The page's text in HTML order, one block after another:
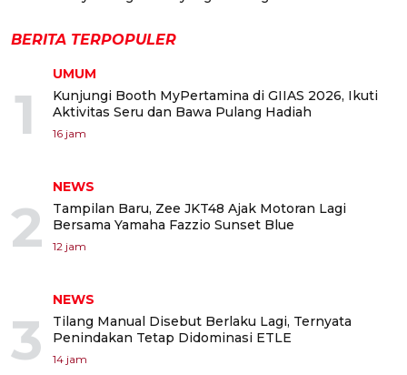
BERITA TERPOPULER
1
UMUM
Kunjungi Booth MyPertamina di GIIAS 2026, Ikuti
Aktivitas Seru dan Bawa Pulang Hadiah
16 jam
2
NEWS
Tampilan Baru, Zee JKT48 Ajak Motoran Lagi
Bersama Yamaha Fazzio Sunset Blue
12 jam
3
NEWS
Tilang Manual Disebut Berlaku Lagi, Ternyata
Penindakan Tetap Didominasi ETLE
14 jam